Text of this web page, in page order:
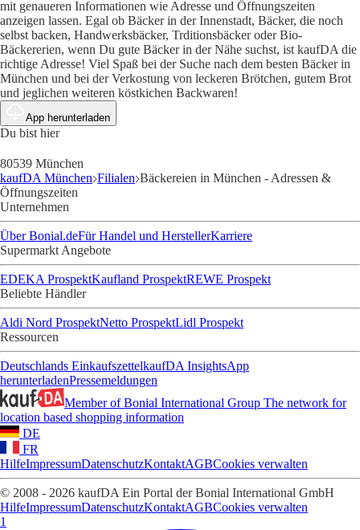
mit genaueren Informationen wie Adresse und Öffnungszeiten
anzeigen lassen. Egal ob Bäcker in der Innenstadt, Bäcker, die noch
selbst backen, Handwerksbäcker, Trditionsbäcker oder Bio-
Bäckererien, wenn Du gute Bäcker in der Nähe suchst, ist kaufDA die
richtige Adresse! Viel Spaß bei der Suche nach dem besten Bäcker in
München und bei der Verkostung von leckeren Brötchen, gutem Brot
und jeglichen weiteren köstkichen Backwaren!
App herunterladen
Du bist hier
80539 München
kaufDA München Filialen Bäckereien in München - Adressen &
Öffnungszeiten
Unternehmen
Über Bonial.deFür Handel und HerstellerKarriere
Supermarkt Angebote
EDEKA ProspektKaufland ProspektREWE Prospekt
Beliebte Händler
Aldi Nord ProspektNetto ProspektLidl Prospekt
Ressourcen
Deutschlands EinkaufszettelkaufDA InsightsApp
herunterladenPressemeldungen
Member of Bonial International Group The network for
location based shopping information
DE
FR
HilfeImpressumDatenschutzKontaktAGBCookies verwalten
© 2008 - 2026 kaufDA Ein Portal der Bonial International GmbH
HilfeImpressumDatenschutzKontaktAGBCookies verwalten
1